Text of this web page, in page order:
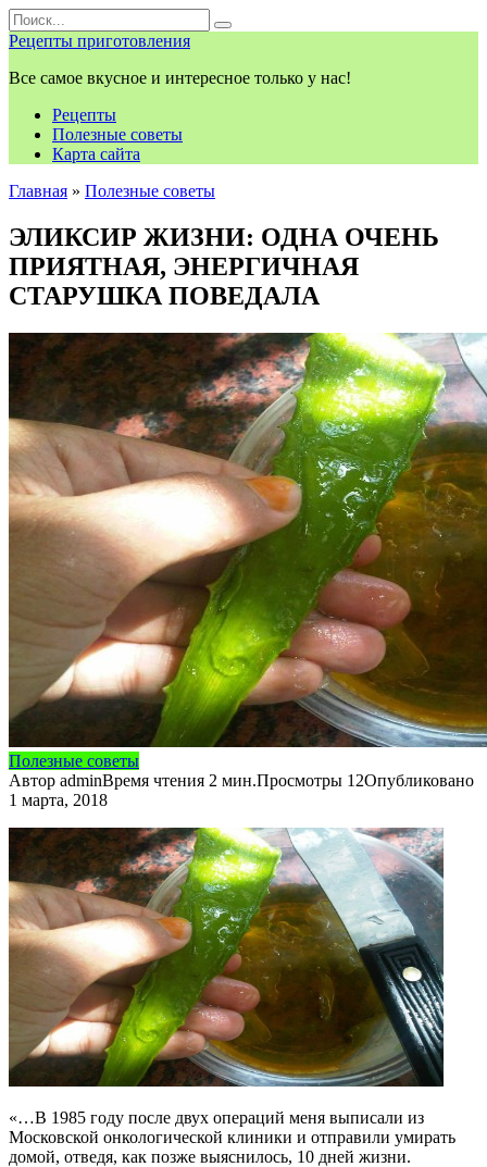
Перейти
к
контенту
Search
for:
Рецепты приготовления
Все самое вкусное и интересное только у нас!
Рецепты
Полезные советы
Карта сайта
Главная » Полезные советы
ЭЛИКСИР ЖИЗНИ: ОДНА ОЧЕНЬ
ПРИЯТНАЯ, ЭНЕРГИЧНАЯ
СТАРУШКА ПОВЕДАЛА
Полезные советы
Автор adminВремя чтения 2 мин.Просмотры 12Опубликовано
1 марта, 2018
«…В 1985 году после двух операций меня выписали из
Московской онкологической клиники и отправили умирать
домой, отведя, как позже выяснилось, 10 дней жизни.